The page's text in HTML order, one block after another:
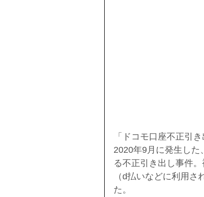
「ドコモ口座不正引き
2020年9月に発生した
る不正引き出し事件
（d払いなどに利用
た。